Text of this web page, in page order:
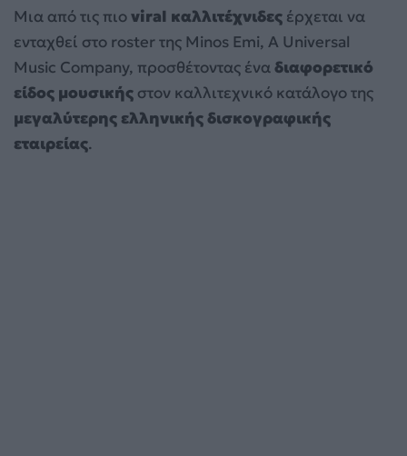
Μια από τις πιοviral καλλιτέχνιδες έρχεται να
ενταχθεί στο roster της Minos Emi, A Universal
Music Company, προσθέτοντας έναδιαφορετικό
είδος μουσικής στον καλλιτεχνικό κατάλογο της
μεγαλύτερης ελληνικής δισκογραφικής
εταιρείας.